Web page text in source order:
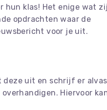
hun klas! Het enige wat zij
opdrachten waar de
voor je uit.
deze uit en schrijf er
Hiervoor